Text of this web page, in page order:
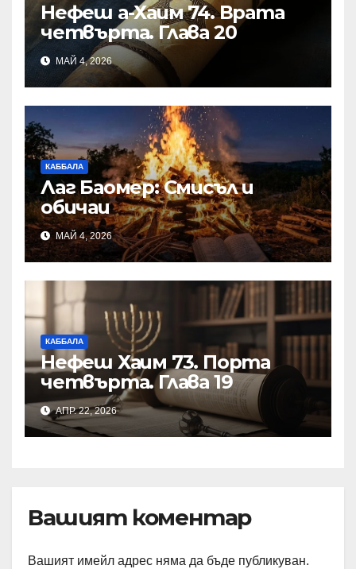
Нефеш а-Хаим 74. Врата
четвърта. Глава 20
МАЙ 4, 2026
КАББАЛА
Лаг Баомер: Смисъл и
обичаи
МАЙ 4, 2026
КАББАЛА
Нефеш Хаим 73. Порта
четвърта. Глава 19
АПР. 22, 2026
Вашият коментар
Вашият имейл адрес няма да бъде публикуван.